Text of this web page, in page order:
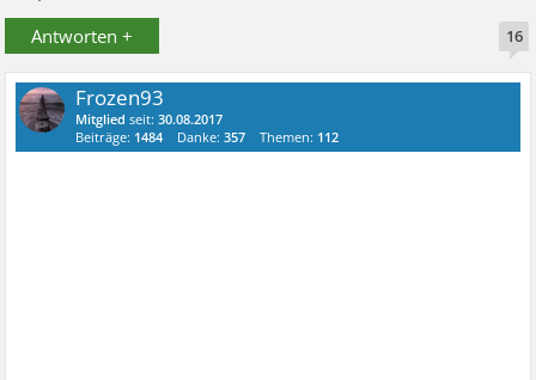
Antworten + 16
Frozen93
Mitglied seit:30.08.2017
Beiträge: 1484 Danke:357 Themen: 112